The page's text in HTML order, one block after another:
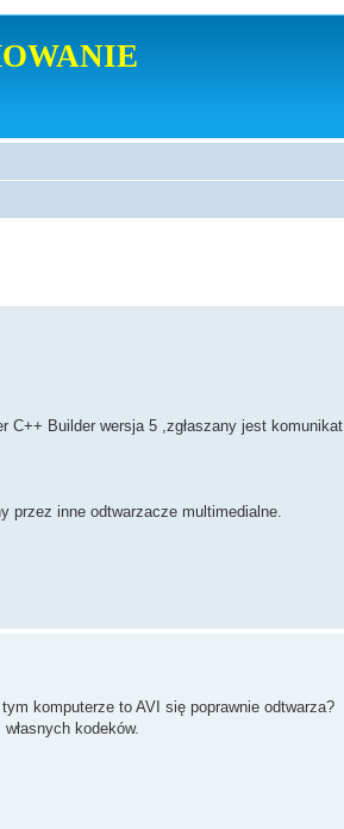
C++ Builder wersja 5 ,zgłaszany jest komunikat
przez inne odtwarzacze multimedialne.
komputerze to AVI się poprawnie odtwarza?
kodeków.